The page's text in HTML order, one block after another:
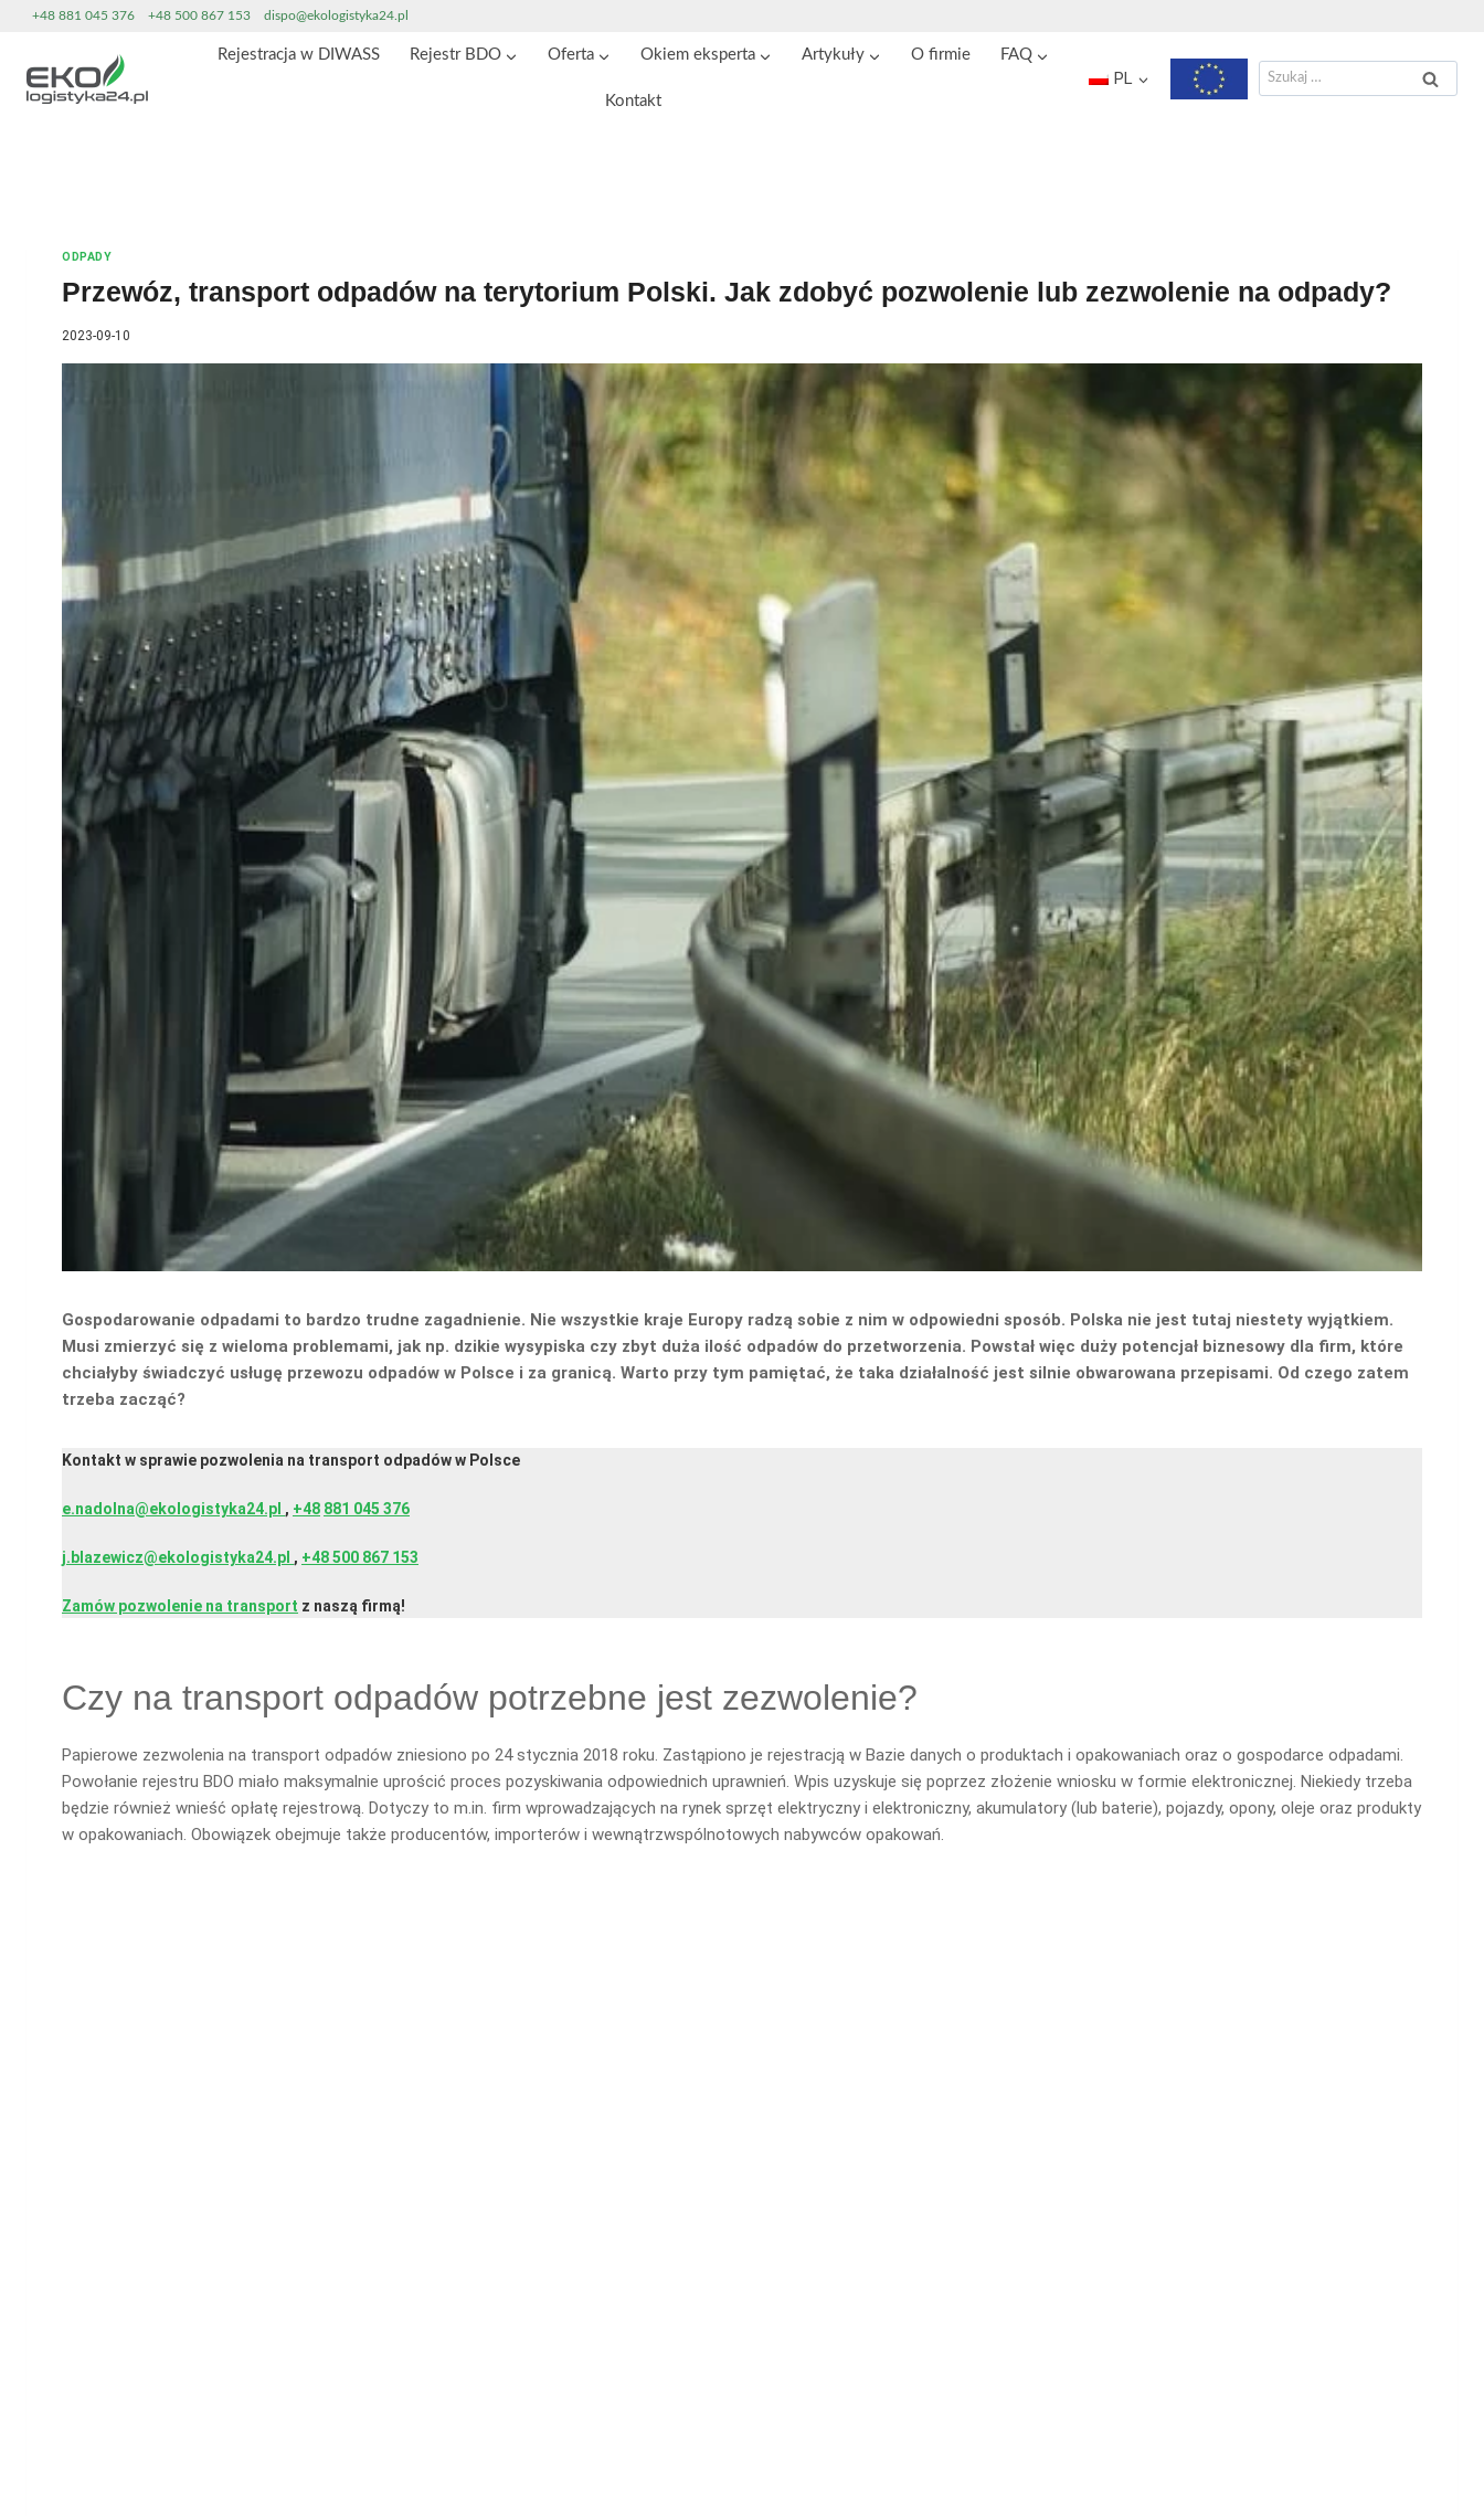
Przeskocz
treści
+48 881 045 376 +48 500 867 153 dispo@ekologistyka24.pl
Rejestracja w DIWASS Rejestr BDO Oferta Okiem eksperta Artykuły O firmie FAQ
Kontakt
PL Szukaj:
ODPADY
Przewóz, transport odpadów na terytorium Polski. Jak zdobyć pozwolenie lub zezwolenie na odpady?
2023-09-10
Gospodarowanie odpadami to bardzo trudne zagadnienie. Nie wszystkie kraje Europy radzą sobie z nim w odpowiedni sposób. Polska nie jest tutaj niestety wyjątkiem.
Musi zmierzyć się z wieloma problemami, jak np. dzikie wysypiska czy zbyt duża ilość odpadów do przetworzenia. Powstał więc duży potencjał biznesowy dla firm, które
chciałyby świadczyć usługę przewozu odpadów w Polsce i za granicą. Warto przy tym pamiętać, że taka działalność jest silnie obwarowana przepisami. Od czego zatem
trzeba zacząć?
Kontakt w sprawie pozwolenia na transport odpadów w Polsce
e.nadolna@ekologistyka24.pl , +48 881 045 376
j.blazewicz@ekologistyka24.pl , +48 500 867 153
Zamów pozwolenie na transport z naszą firmą!
Czy na transport odpadów potrzebne jest zezwolenie?
Papierowe zezwolenia na transport odpadów zniesiono po 24 stycznia 2018 roku. Zastąpiono je rejestracją w Bazie danych o produktach i opakowaniach oraz o gospodarce odpadami.
Powołanie rejestru BDO miało maksymalnie uprościć proces pozyskiwania odpowiednich uprawnień. Wpis uzyskuje się poprzez złożenie wniosku w formie elektronicznej. Niekiedy trzeba
będzie również wnieść opłatę rejestrową. Dotyczy to m.in. firm wprowadzających na rynek sprzęt elektryczny i elektroniczny, akumulatory (lub baterie), pojazdy, opony, oleje oraz produkty
w opakowaniach. Obowiązek obejmuje także producentów, importerów i wewnątrzwspólnotowych nabywców opakowań.